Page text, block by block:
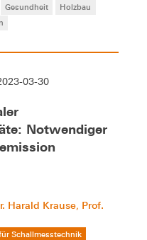
Gesundheit
Holzbau
03-30
Notwendiger
Harald Krause, Prof.
Schallmesstechnik